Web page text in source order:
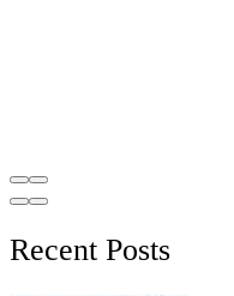
Recent Posts